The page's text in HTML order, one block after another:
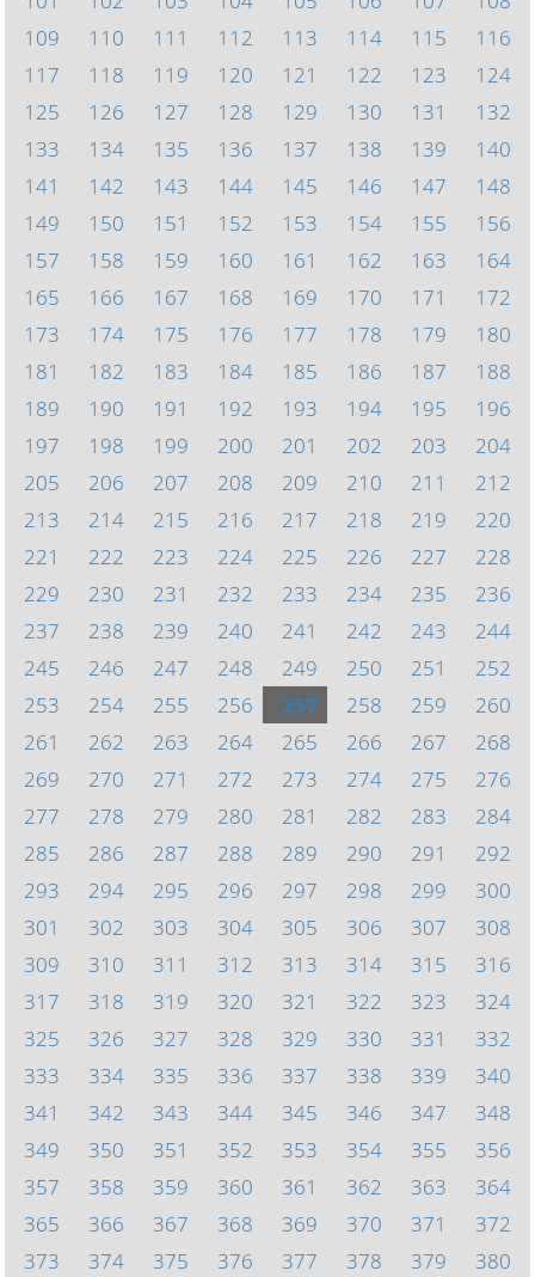
109
110 111 112 113 114 115
116
117
118 119 120 121 122 123
124
125
126 127 128 129 130 131
132
133
134 135 136 137 138 139
140
141
142 143 144 145 146 147
148
149
150 151 152 153 154 155
156
157
158 159 160 161 162 163
164
165
166 167 168 169 170 171
172
173
174 175 176 177 178 179
180
181
182 183 184 185 186 187
188
189
190 191 192 193 194 195
196
197
198 199 200 201 202 203
204
205
206 207 208 209 210 211
212
213
214 215 216 217 218 219
220
221
222 223 224 225 226 227
228
229
230 231 232 233 234 235
236
237
238 239 240 241 242 243
244
245
246 247 248 249 250 251
252
253
254 255 256 257 258 259
260
261
262 263 264 265 266 267
268
269
270 271 272 273 274 275
276
277
278 279 280 281 282 283
284
285
286 287 288 289 290 291
292
293
294 295 296 297 298 299
300
301
302 303 304 305 306 307
308
309
310 311 312 313 314 315
316
317
318 319 320 321 322 323
324
325
326 327 328 329 330 331
332
333
334 335 336 337 338 339
340
341
342 343 344 345 346 347
348
349
350 351 352 353 354 355
356
357
358 359 360 361 362 363
364
365
366 367 368 369 370 371
372
373
374 375 376 377 378 379 380